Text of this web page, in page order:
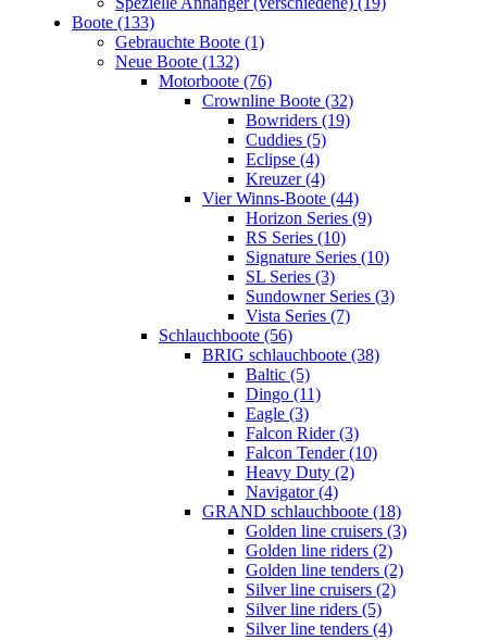
Boote (133)
Gebrauchte Boote (1)
Neue Boote (132)
Motorboote (76)
Crownline Boote (32)
Bowriders (19)
Cuddies (5)
Eclipse (4)
Kreuzer (4)
Vier Winns-Boote (44)
Horizon Series (9)
RS Series (10)
Signature Series (10)
SL Series (3)
Sundowner Series (3)
Vista Series (7)
Schlauchboote (56)
BRIG schlauchboote (38)
Baltic (5)
Dingo (11)
Eagle (3)
Falcon Rider (3)
Falcon Tender (10)
Heavy Duty (2)
Navigator (4)
GRAND schlauchboote (18)
Golden line cruisers (3)
Golden line riders (2)
Golden line tenders (2)
Silver line cruisers (2)
Silver line riders (5)
Silver line tenders (4)